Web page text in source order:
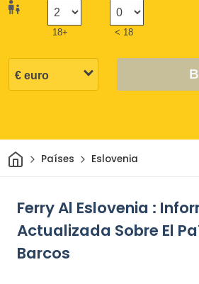
18+ < 18
InicioPaíses Eslovenia
Ferry Al Eslovenia :
Actualizada Sobre El
Barcos